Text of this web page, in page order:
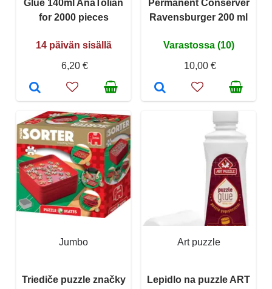
Glue 140ml AnaTolian
for 2000 pieces
14 päivän sisällä
6,20 €
Permanent Conserver
Ravensburger 200 ml
Varastossa (10)
10,00 €
Jumbo
Triediče puzzle značky
Art puzzle
Lepidlo na puzzle ART